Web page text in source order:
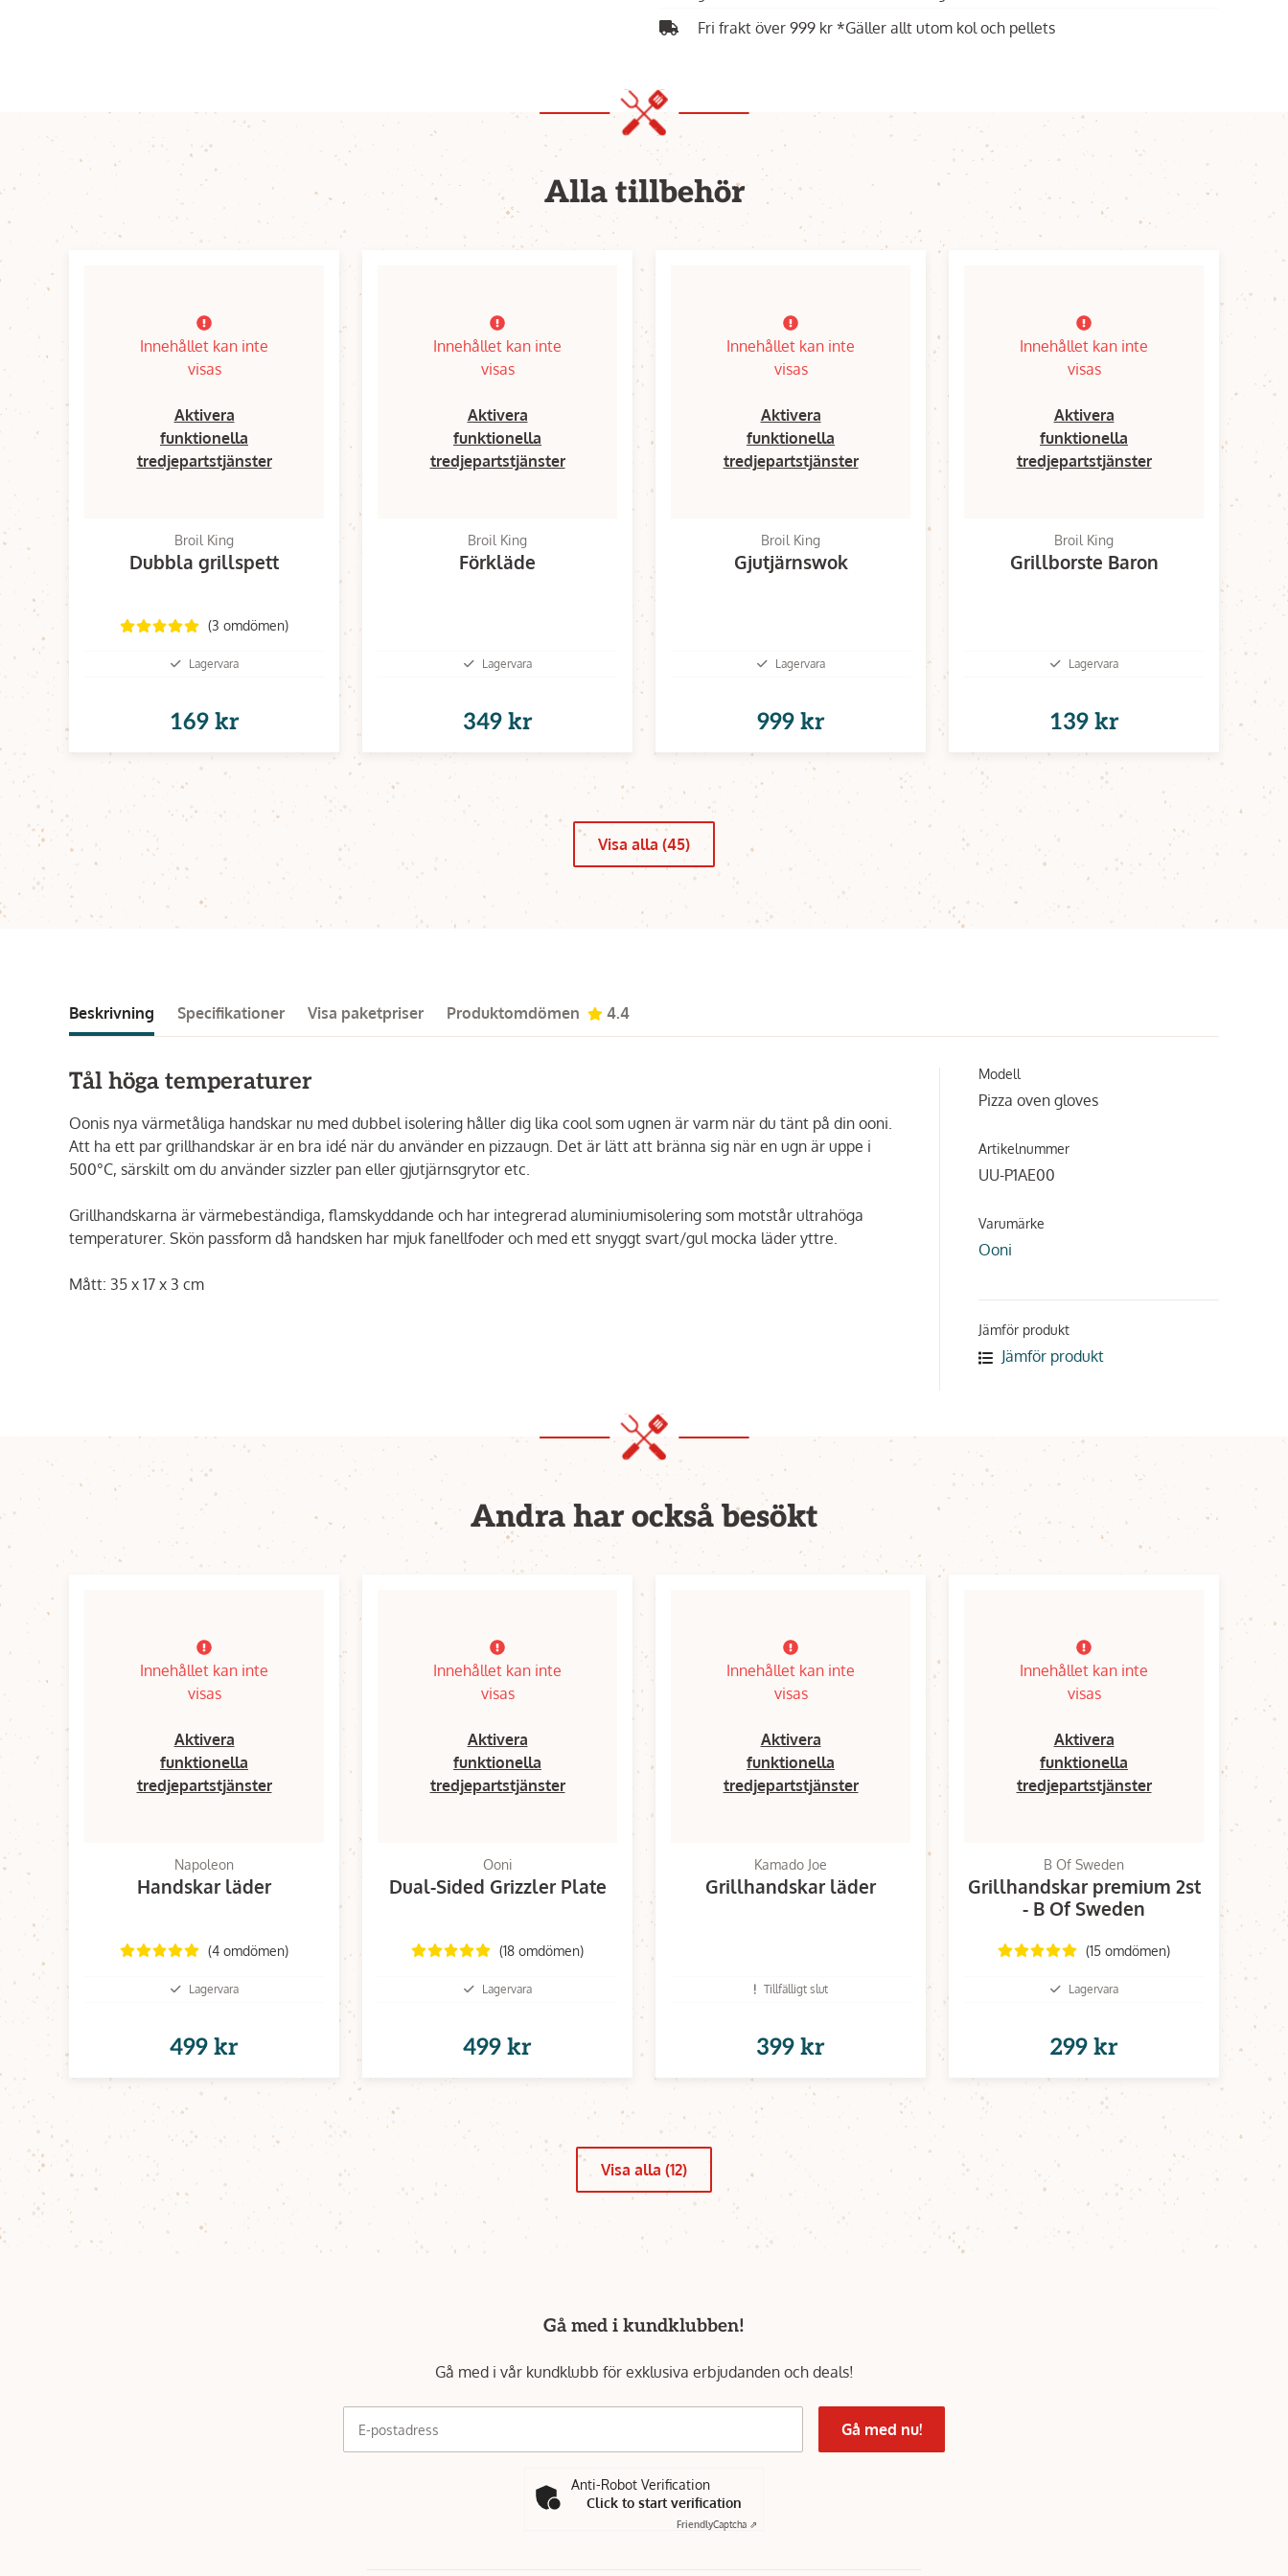
Fri frakt över 999 kr *Gäller allt utom kol och pellets
Alla tillbehör
Innehållet kan inte
visas
Aktivera
funktionella
tredjepartstjänster
Broil King
Dubbla grillspett
(3 omdömen)
Lagervara
169 kr
Innehållet kan inte
visas
Aktivera
funktionella
tredjepartstjänster
Broil King
Förkläde
Lagervara
349 kr
Innehållet kan inte
visas
Aktivera
funktionella
tredjepartstjänster
Broil King
Gjutjärnswok
Lagervara
999 kr
Innehållet kan inte
visas
Aktivera
funktionella
tredjepartstjänster
Broil King
Grillborste Baron
Lagervara
139 kr
Visa alla (45)
Beskrivning Specifikationer Visa paketpriser Produktomdömen 4.4
Tål höga temperaturer
Oonis nya värmetåliga handskar nu med dubbel isolering håller dig lika cool som ugnen är varm när du tänt på din ooni.
Att ha ett par grillhandskar är en bra idé när du använder en pizzaugn. Det är lätt att bränna sig när en ugn är uppe i
500°C, särskilt om du använder sizzler pan eller gjutjärnsgrytor etc.
Grillhandskarna är värmebeständiga, flamskyddande och har integrerad aluminiumisolering som motstår ultrahöga
temperaturer. Skön passform då handsken har mjuk fanellfoder och med ett snyggt svart/gul mocka läder yttre.
Mått: 35 x 17 x 3 cm
Modell
Pizza oven gloves
Artikelnummer
UU-P1AE00
Varumärke
Ooni
Jämför produkt
Jämför produkt
Andra har också besökt
Innehållet kan inte
visas
Aktivera
funktionella
tredjepartstjänster
Napoleon
Handskar läder
(4 omdömen)
Lagervara
499 kr
Innehållet kan inte
visas
Aktivera
funktionella
tredjepartstjänster
Ooni
Dual-Sided Grizzler Plate
(18 omdömen)
Lagervara
499 kr
Innehållet kan inte
visas
Aktivera
funktionella
tredjepartstjänster
Kamado Joe
Grillhandskar läder
Tillfälligt slut
399 kr
Innehållet kan inte
visas
Aktivera
funktionella
tredjepartstjänster
B Of Sweden
Grillhandskar premium 2st
- B Of Sweden
(15 omdömen)
Lagervara
299 kr
Visa alla (12)
Gå med i kundklubben!
Gå med i vår kundklubb för exklusiva erbjudanden och deals!
E-postadress Gå med nu!
Anti-Robot Verification
Click to start verification
FriendlyCaptcha ⇗